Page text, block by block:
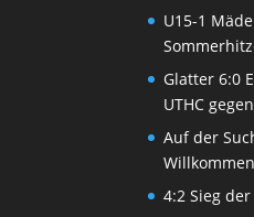
U15-1
Glatter 6:0
UTHC
Auf der
4:2 Sieg